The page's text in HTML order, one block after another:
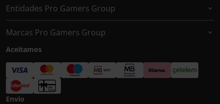
Entidades Pro Gamers Group
Marcas Pro Gamers Group
Aceitamos
Envio